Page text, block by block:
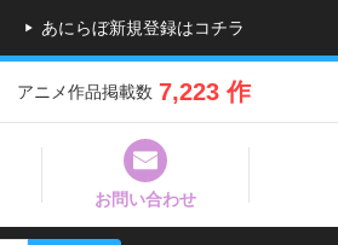
あにらぼ新規登録はコチラ
アニメ作品掲載数 7,223 作
お問い合わせ